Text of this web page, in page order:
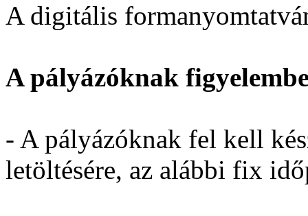
A digitális
A pályázóknak
- A pályázóknak fel kell
letöltésére, az alábbi fix